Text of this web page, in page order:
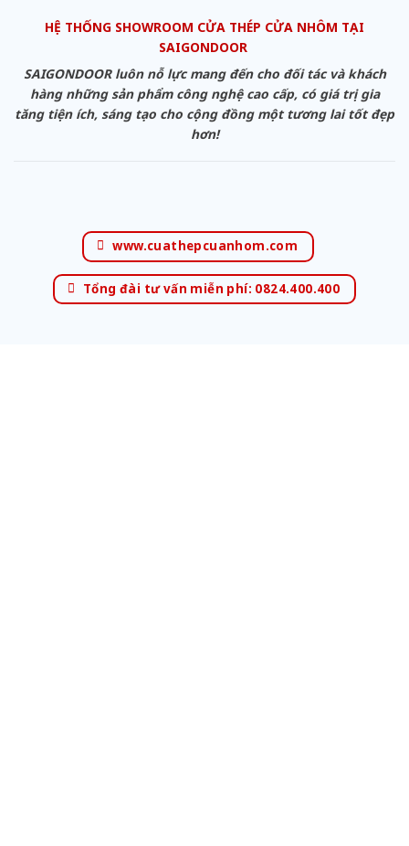
HỆ THỐNG SHOWROOM CỬA THÉP CỬA NHÔM TẠI
SAIGONDOOR
SAIGONDOOR luôn nỗ lực mang đến cho đối tác và khách
hàng những sản phẩm công nghệ cao cấp, có giá trị gia
tăng tiện ích, sáng tạo cho cộng đồng một tương lai tốt đẹp
hơn!
www.cuathepcuanhom.com
Tổng đài tư vấn miễn phí: 0824.400.400